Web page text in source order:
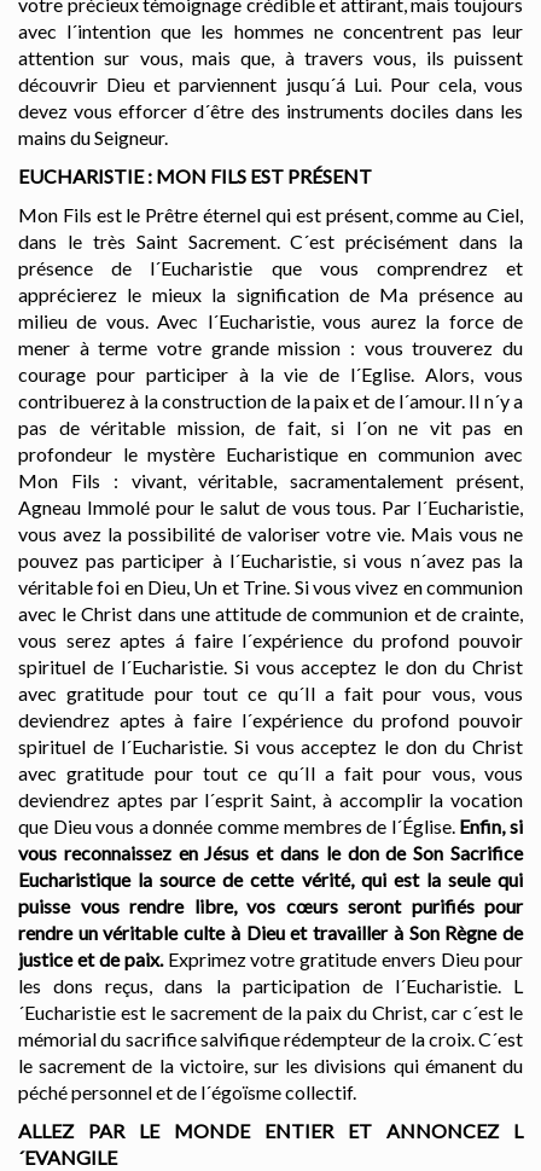
avec l´intention que les hommes ne concentrent pas leur
attention sur vous, mais que, à travers vous, ils puissent
découvrir Dieu et parviennent jusqu´á Lui. Pour cela, vous
devez vous efforcer d´être des instruments dociles dans les
mains du Seigneur.
EUCHARISTIE : MON FILS EST PRÉSENT
Mon Fils est le Prêtre éternel qui est présent, comme au Ciel,
dans le très Saint Sacrement. C´est précisément dans la
présence de l´Eucharistie que vous comprendrez et
apprécierez le mieux la signification de Ma présence au
milieu de vous. Avec l´Eucharistie, vous aurez la force de
mener à terme votre grande mission : vous trouverez du
courage pour participer à la vie de l´Eglise. Alors, vous
contribuerez à la construction de la paix et de l´amour. Il n´y a
pas de véritable mission, de fait, si l´on ne vit pas en
profondeur le mystère Eucharistique en communion avec
Mon Fils : vivant, véritable, sacramentalement présent,
Agneau Immolé pour le salut de vous tous. Par l´Eucharistie,
vous avez la possibilité de valoriser votre vie. Mais vous ne
pouvez pas participer à l´Eucharistie, si vous n´avez pas la
véritable foi en Dieu, Un et Trine. Si vous vivez en communion
avec le Christ dans une attitude de communion et de crainte,
vous serez aptes á faire l´expérience du profond pouvoir
spirituel de l´Eucharistie. Si vous acceptez le don du Christ
avec gratitude pour tout ce qu´Il a fait pour vous, vous
deviendrez aptes à faire l´expérience du profond pouvoir
spirituel de l´Eucharistie. Si vous acceptez le don du Christ
avec gratitude pour tout ce qu´Il a fait pour vous, vous
deviendrez aptes par l´esprit Saint, à accomplir la vocation
que Dieu vous a donnée comme membres de l´Église. Enfin, si
vous reconnaissez en Jésus et dans le don de Son Sacrifice
Eucharistique la source de cette vérité, qui est la seule qui
puisse vous rendre libre, vos cœurs seront purifiés pour
rendre un véritable culte à Dieu et travailler à Son Règne de
justice et de paix.Exprimez votre gratitude envers Dieu pour
les dons reçus, dans la participation de l´Eucharistie. L
´Eucharistie est le sacrement de la paix du Christ, car c´est le
mémorial du sacrifice salvifique rédempteur de la croix. C´est
le sacrement de la victoire, sur les divisions qui émanent du
péché personnel et de l´égoïsme collectif.
ALLEZ PAR LE MONDE ENTIER ET ANNONCEZ L
´EVANGILE